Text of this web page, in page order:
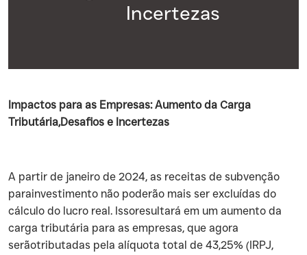
Incertezas
Impactos para as Empresas: Aumento da Carga
Tributária,Desafios e Incertezas
‍A partir de janeiro de 2024, as receitas de subvenção
parainvestimento não poderão mais ser excluídas do
cálculo do lucro real. Issoresultará em um aumento da
carga tributária para as empresas, que agora
serãotributadas pela alíquota total de 43,25% (IRPJ,